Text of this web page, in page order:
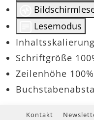
Lesemodus
Inhaltsskalierung
Schriftgröße 100
Zeilenhöhe 100%
Kontakt